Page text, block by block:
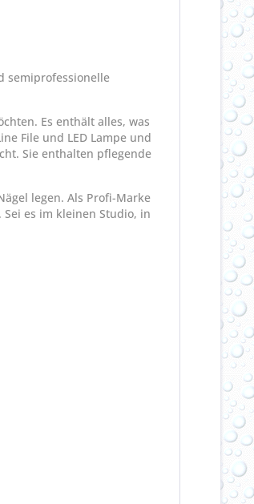
semiprofessionelle
Es enthält alles, was
File und LED Lampe und
Sie enthalten pflegende
legen. Als Profi-Marke
es im kleinen Studio, in